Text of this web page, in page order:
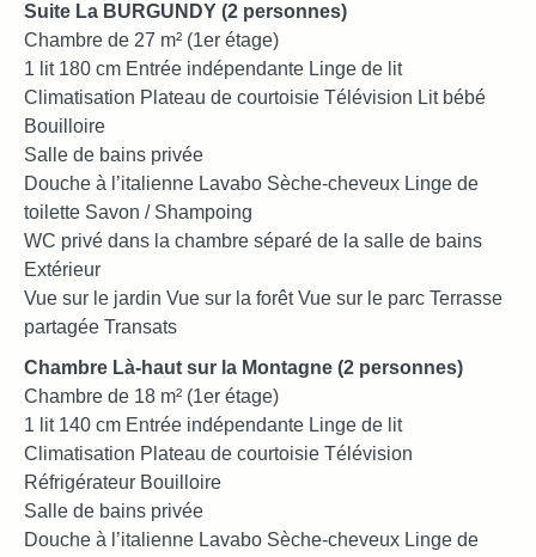
Suite La BURGUNDY (2 personnes)
Chambre de 27 m² (1er étage)
1 lit 180 cm Entrée indépendante Linge de lit
Climatisation Plateau de courtoisie Télévision Lit bébé
Bouilloire
Salle de bains privée
Douche à l’italienne Lavabo Sèche-cheveux Linge de
toilette Savon / Shampoing
WC privé dans la chambre séparé de la salle de bains
Extérieur
Vue sur le jardin Vue sur la forêt Vue sur le parc Terrasse
partagée Transats
Chambre Là-haut sur la Montagne (2 personnes)
Chambre de 18 m² (1er étage)
1 lit 140 cm Entrée indépendante Linge de lit
Climatisation Plateau de courtoisie Télévision
Réfrigérateur Bouilloire
Salle de bains privée
Douche à l’italienne Lavabo Sèche-cheveux Linge de